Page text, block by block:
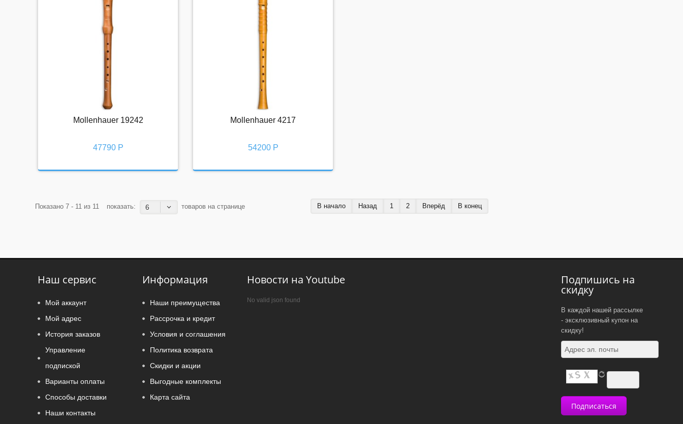
Mollenhauer 19242
47790 Р
Mollenhauer 19242 Mollenhauer 4217
54200 Р
Mollenhauer 4217
Показано 7 - 11 из 11 показать: 6 товаров на странице В начало Назад 1 2 Вперёд В конец
Наш сервис
Мой аккаунт
Мой адрес
История заказов
Управление
подпиской
Варианты оплаты
Способы доставки
Наши контакты
Информация
Наши преимущества
Рассрочка и кредит
Условия и соглашения
Политика возврата
Скидки и акции
Выгодные комплекты
Карта сайта
Новости на Youtube
No valid json found
Подпишись на
скидку
В каждой нашей рассылке
- эксклюзивный купон на
скидку!